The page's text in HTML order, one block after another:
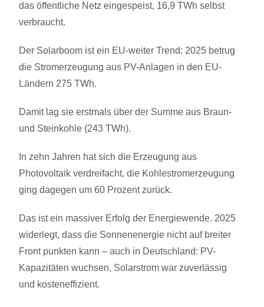
das öffentliche Netz eingespeist, 16,9 TWh selbst
verbraucht.
Der Solarboom ist ein EU-weiter Trend: 2025 betrug
die Stromerzeugung aus PV-Anlagen in den EU-
Ländern 275 TWh.
Damit lag sie erstmals über der Summe aus Braun-
und Steinkohle (243 TWh).
In zehn Jahren hat sich die Erzeugung aus
Photovoltaik verdreifacht, die Kohlestromerzeugung
ging dagegen um 60 Prozent zurück.
Das ist ein massiver Erfolg der Energiewende. 2025
widerlegt, dass die Sonnenenergie nicht auf breiter
Front punkten kann – auch in Deutschland: PV-
Kapazitäten wuchsen, Solarstrom war zuverlässig
und kosteneffizient.